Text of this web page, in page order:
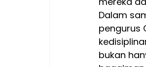
Dalam
pengurus
bukan